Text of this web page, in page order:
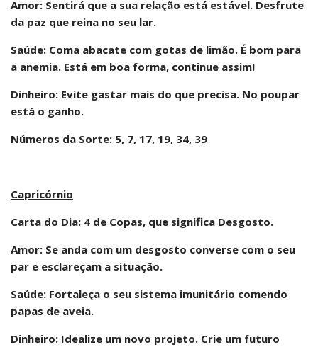
Amor: Sentirá que a sua relação está estável. Desfrute
da paz que reina no seu lar.
Saúde: Coma abacate com gotas de limão. É bom para
a anemia. Está em boa forma, continue assim!
Dinheiro: Evite gastar mais do que precisa. No poupar
está o ganho.
Números da Sorte: 5, 7, 17, 19, 34, 39
Capricórnio
Carta do Dia: 4 de Copas, que significa Desgosto.
Amor: Se anda com um desgosto converse com o seu
par e esclareçam a situação.
Saúde: Fortaleça o seu sistema imunitário comendo
papas de aveia.
Dinheiro: Idealize um novo projeto. Crie um futuro